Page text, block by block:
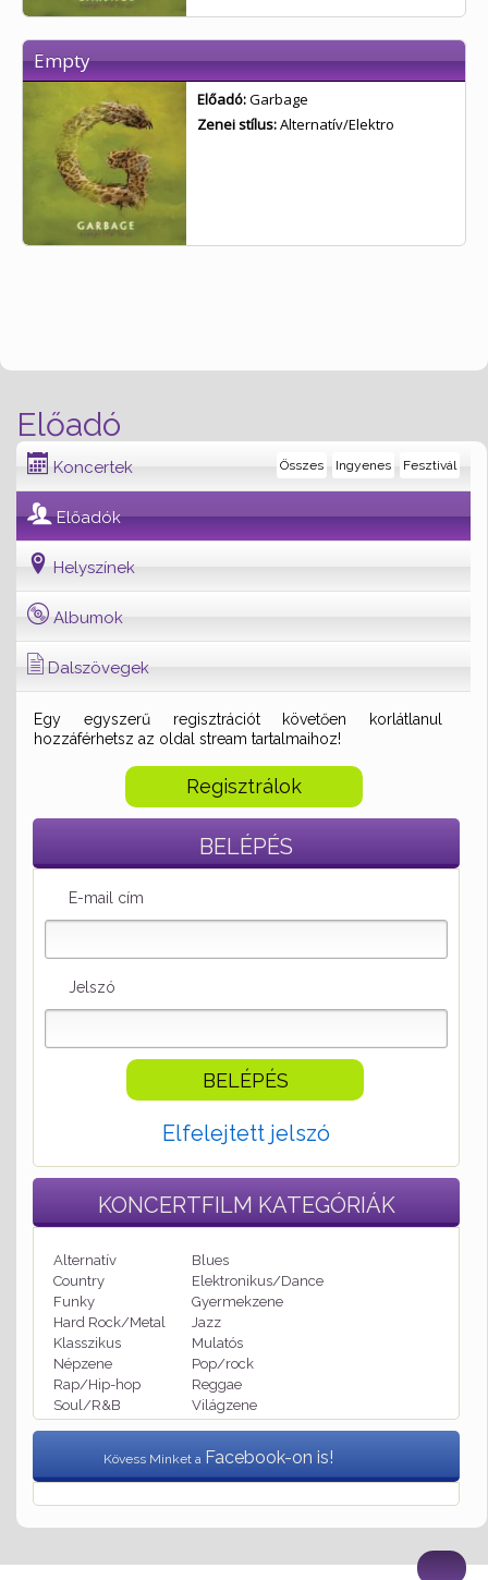
Előadó
Koncertek Fesztivál
Ingyenes
Összes
Előadók
Helyszínek
Albumok
Dalszövegek
Egy egyszerű regisztrációt követően korlátlanul
hozzáférhetsz az oldal stream tartalmaihoz!
Regisztrálok
BELÉPÉS
E-mail cím
Jelszó
Elfelejtett jelszó
KONCERTFILM KATEGÓRIÁK
Alternatív
Blues
Country
Elektronikus/Dance
Funky
Gyermekzene
Hard Rock/Metal
Jazz
Klasszikus
Mulatós
Népzene
Pop/rock
Rap/Hip-hop
Reggae
Soul/R&B
Világzene
Kövess Minket a Facebook-on is!
Empty
Előadó:Garbage
Zenei stílus:Alternatív/Elektro